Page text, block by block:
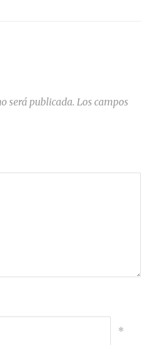
será publicada. Los campos
*